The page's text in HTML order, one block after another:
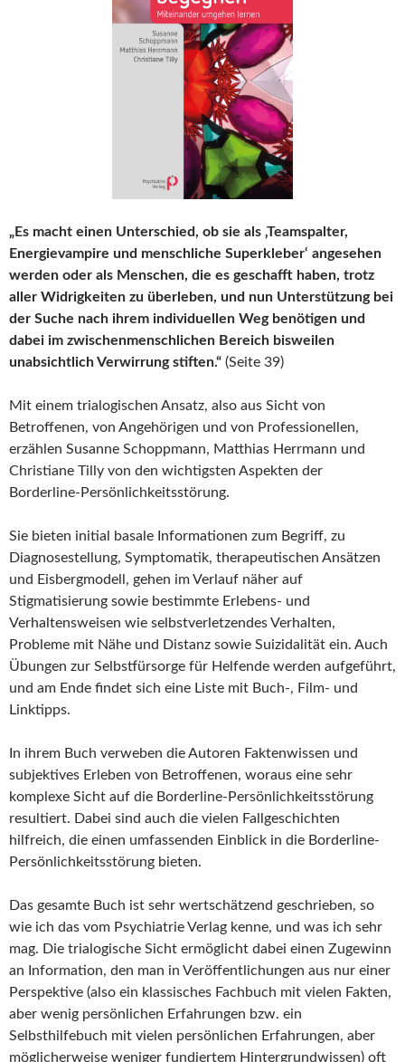
„Es macht einen Unterschied, ob sie als ‚Teamspalter,
Energievampire und menschliche Superkleber‘ angesehen
werden oder als Menschen, die es geschafft haben, trotz
aller Widrigkeiten zu überleben, und nun Unterstützung bei
der Suche nach ihrem individuellen Weg benötigen und
dabei im zwischenmenschlichen Bereich bisweilen
unabsichtlich Verwirrung stiften.“ (Seite 39)
Mit einem trialogischen Ansatz, also aus Sicht von
Betroffenen, von Angehörigen und von Professionellen,
erzählen Susanne Schoppmann, Matthias Herrmann und
Christiane Tilly von den wichtigsten Aspekten der
Borderline-Persönlichkeitsstörung.
Sie bieten initial basale Informationen zum Begriff, zu
Diagnosestellung, Symptomatik, therapeutischen Ansätzen
und Eisbergmodell, gehen im Verlauf näher auf
Stigmatisierung sowie bestimmte Erlebens- und
Verhaltensweisen wie selbstverletzendes Verhalten,
Probleme mit Nähe und Distanz sowie Suizidalität ein. Auch
Übungen zur Selbstfürsorge für Helfende werden aufgeführt,
und am Ende findet sich eine Liste mit Buch-, Film- und
Linktipps.
In ihrem Buch verweben die Autoren Faktenwissen und
subjektives Erleben von Betroffenen, woraus eine sehr
komplexe Sicht auf die Borderline-Persönlichkeitsstörung
resultiert. Dabei sind auch die vielen Fallgeschichten
hilfreich, die einen umfassenden Einblick in die Borderline-
Persönlichkeitsstörung bieten.
Das gesamte Buch ist sehr wertschätzend geschrieben, so
wie ich das vom Psychiatrie Verlag kenne, und was ich sehr
mag. Die trialogische Sicht ermöglicht dabei einen Zugewinn
an Information, den man in Veröffentlichungen aus nur einer
Perspektive (also ein klassisches Fachbuch mit vielen Fakten,
aber wenig persönlichen Erfahrungen bzw. ein
Selbsthilfebuch mit vielen persönlichen Erfahrungen, aber
möglicherweise weniger fundiertem Hintergrundwissen) oft